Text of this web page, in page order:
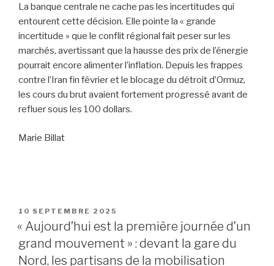
La banque centrale ne cache pas les incertitudes qui
entourent cette décision. Elle pointe la « grande
incertitude » que le conflit régional fait peser sur les
marchés, avertissant que la hausse des prix de l’énergie
pourrait encore alimenter l’inflation. Depuis les frappes
contre l’Iran fin février et le blocage du détroit d’Ormuz,
les cours du brut avaient fortement progressé avant de
refluer sous les 100 dollars.
Marie Billat
PUBLIÉ
LE
10 SEPTEMBRE 2025
« Aujourd’hui est la première journée d’un
grand mouvement » : devant la gare du
Nord, les partisans de la mobilisation